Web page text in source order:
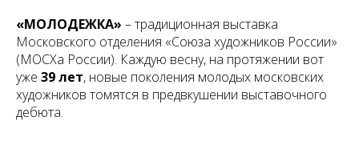
«МОЛОДЕЖКА» – традиционная выставка
Московского отделения «Союза художников России»
(МОСХа России). Каждую весну, на протяжении вот
уже 39 лет, новые поколения молодых московских
художников томятся в предвкушении выставочного
дебюта.